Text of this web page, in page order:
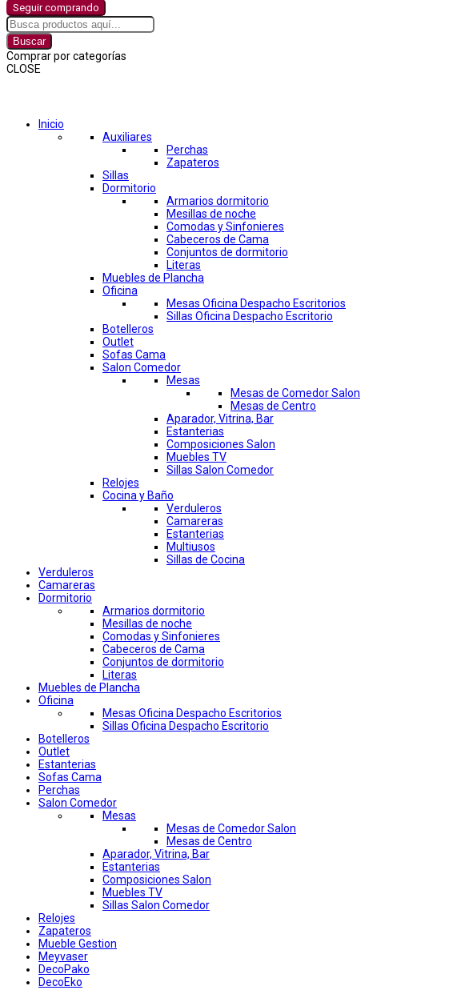
Seguir comprando
Buscar
Comprar por categorías
CLOSE
Inicio
Auxiliares
Perchas
Zapateros
Sillas
Dormitorio
Armarios dormitorio
Mesillas de noche
Comodas y Sinfonieres
Cabeceros de Cama
Conjuntos de dormitorio
Literas
Muebles de Plancha
Oficina
Mesas Oficina Despacho Escritorios
Sillas Oficina Despacho Escritorio
Botelleros
Outlet
Sofas Cama
Salon Comedor
Mesas
Mesas de Comedor Salon
Mesas de Centro
Aparador, Vitrina, Bar
Estanterias
Composiciones Salon
Muebles TV
Sillas Salon Comedor
Relojes
Cocina y Baño
Verduleros
Camareras
Estanterias
Multiusos
Sillas de Cocina
Verduleros
Camareras
Dormitorio
Armarios dormitorio
Mesillas de noche
Comodas y Sinfonieres
Cabeceros de Cama
Conjuntos de dormitorio
Literas
Muebles de Plancha
Oficina
Mesas Oficina Despacho Escritorios
Sillas Oficina Despacho Escritorio
Botelleros
Outlet
Estanterias
Sofas Cama
Perchas
Salon Comedor
Mesas
Mesas de Comedor Salon
Mesas de Centro
Aparador, Vitrina, Bar
Estanterias
Composiciones Salon
Muebles TV
Sillas Salon Comedor
Relojes
Zapateros
Mueble Gestion
Meyvaser
DecoPako
DecoEko